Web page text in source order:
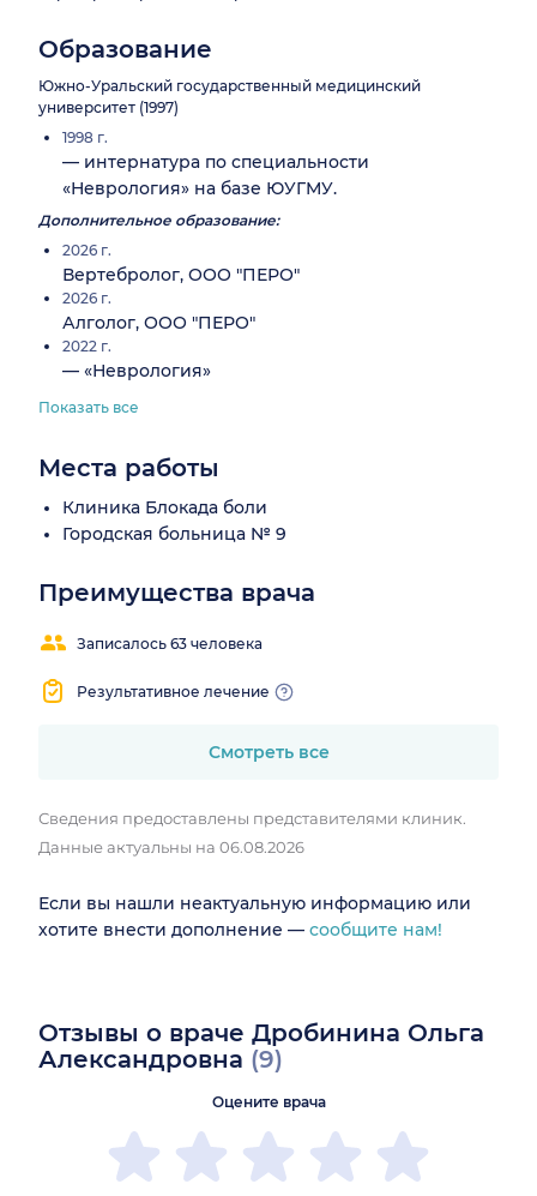
Образование
Южно-Уральский государственный медицинский
университет (1997)
1998 г.
— интернатура по специальности
«Неврология» на базе ЮУГМУ.
Дополнительное образование:
2026 г.
Вертебролог, ООО "ПЕРО"
2026 г.
Алголог, ООО "ПЕРО"
2022 г.
— «Неврология»
Показать все
Места работы
Клиника Блокада боли
Городская больница № 9
Преимущества врача
Записалось 63 человека
Результативное лечение
Смотреть все
Сведения предоставлены представителями клиник.
Данные актуальны на 06.08.2026
Если вы нашли неактуальную информацию или
хотите внести дополнение — сообщите нам!
Отзывы о враче Дробинина Ольга
Александровна (9)
Оцените врача